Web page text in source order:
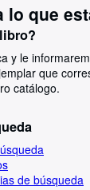
lo que
y le
que
catálogo.
de búsqueda